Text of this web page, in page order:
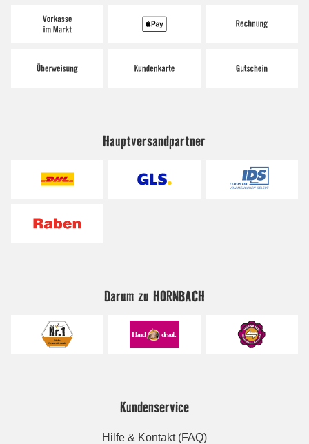
Hauptversandpartner
Darum zu HORNBACH
Kundenservice
Hilfe & Kontakt (FAQ)